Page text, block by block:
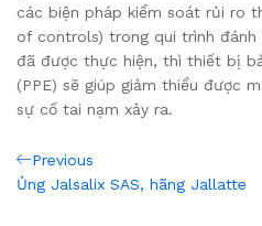
các biện pháp kiểm soát rủi ro
of controls) trong qui trình đánh
đã được thực hiện, thì thiết bị
(PPE) sẽ giúp giảm thiểu được
sự cố tai nạm xảy ra.
Post
navigation
Previous
Post
Previous
Ủng Jalsalix SAS, hãng Jallatte